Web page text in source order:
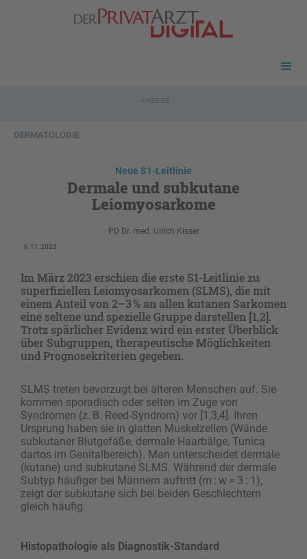
- ANZEIGE -
DERMATOLOGIE
Neue S1-Leitlinie
Dermale und subkutane
Leiomyosarkome
PD Dr. med. Ulrich Kisser
6.11.2023
Im März 2023 erschien die erste S1-Leitlinie zu
superfiziellen Leiomyosarkomen (SLMS), die mit
einem Anteil von 2–3 % an allen kutanen Sarkomen
eine seltene und spezielle Gruppe darstellen [1,2].
Trotz spärlicher Evidenz wird ein erster Überblick
über Subgruppen, therapeutische Möglichkeiten
und Prognosekriterien gegeben.
SLMS treten bevorzugt bei älteren Menschen auf. Sie
kommen sporadisch oder selten im Zuge von
Syndromen (z. B. Reed-Syndrom) vor [1,3,4]. Ihren
Ursprung haben sie in glatten Muskelzellen (Wände
subkutaner Blutgefäße, dermale Haarbälge, Tunica
dartos im Genitalbereich). Man unterscheidet dermale
(kutane) und subkutane SLMS. Während der dermale
Subtyp häufiger bei Männern auftritt (m : w = 3 : 1),
zeigt der subkutane sich bei beiden Geschlechtern
gleich häufig.
Histopathologie als Diagnostik-Standard